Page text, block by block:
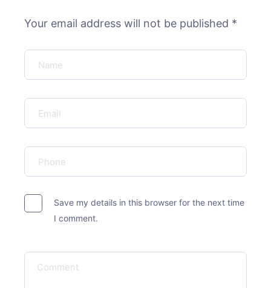
Your email address will not be published *
Save my details in this browser for the next time
I comment.